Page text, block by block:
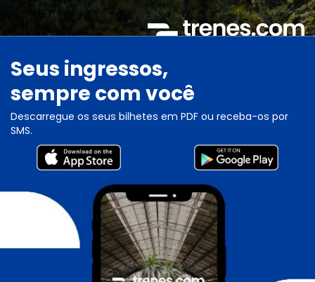
Seus ingressos,
sempre com você
Descarregue os seus bilhetes em PDF ou receba-os por
SMS.